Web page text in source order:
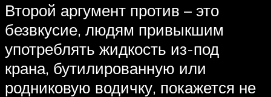
Второй аргумент против – это
безвкусие, людям привыкшим
употреблять жидкость из-под
крана, бутилированную или
родниковую водичку, покажется не